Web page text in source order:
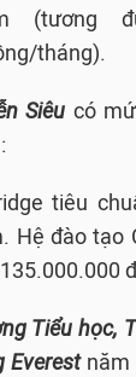
(tương
tháng).
Siêu có
tiêu
Hệ đào tạo
Tiểu học,
Everest năm